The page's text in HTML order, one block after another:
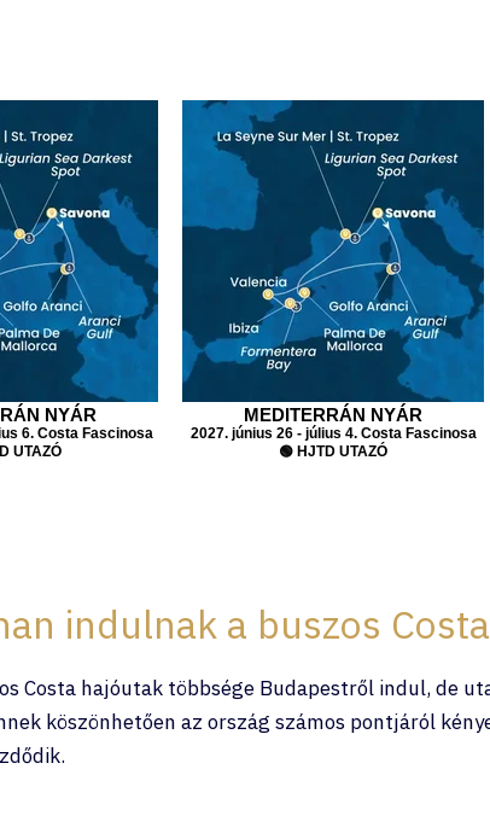
NYÁR
6. Costa Fascinosa
UTAZÓ
MEDITERRÁN NYÁR
2027. június 26 - július 4. Costa Fascinosa
🟢 HJTD UTAZÓ
indulnak a buszos
Costa hajóutak többsége Budapestről indul, de
köszönhetően az ország számos pontjáról